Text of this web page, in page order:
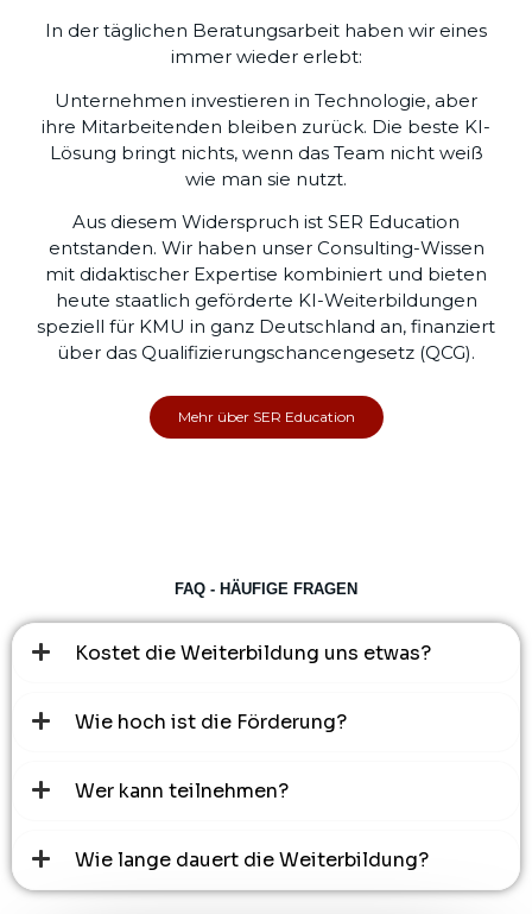
In der täglichen Beratungsarbeit haben wir eines
immer wieder erlebt:
Unternehmen investieren in Technologie, aber
ihre Mitarbeitenden bleiben zurück. Die beste KI-
Lösung bringt nichts, wenn das Team nicht weiß
wie man sie nutzt.
Aus diesem Widerspruch ist SER Education
entstanden. Wir haben unser Consulting-Wissen
mit didaktischer Expertise kombiniert und bieten
heute staatlich geförderte KI-Weiterbildungen
speziell für KMU in ganz Deutschland an, finanziert
über das Qualifizierungschancengesetz (QCG).
Mehr über SER Education
FAQ - HÄUFIGE FRAGEN
Kostet die Weiterbildung uns etwas?
Wie hoch ist die Förderung?
Wer kann teilnehmen?
Wie lange dauert die Weiterbildung?